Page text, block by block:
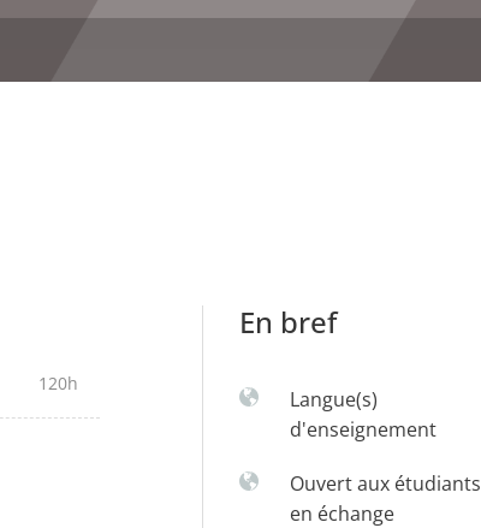
120h
En bref
Langue(s)
d'enseignement
Ouvert aux étudiants
en échange